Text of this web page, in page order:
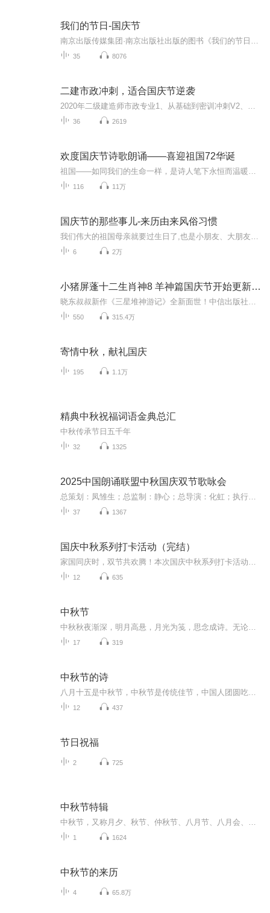
我们的节日-国庆节
35 8076
二建市政冲刺，适合国庆节逆袭
36 2619
欢度国庆节诗歌朗诵——喜迎祖国72华诞
116 11万
国庆节的那些事儿-来历由来风俗习惯
6 2万
小猪屏蓬十二生肖神8 羊神篇国庆节开始更新啦！
550 315.4万
寄情中秋，献礼国庆
195 1.1万
精典中秋祝福词语金典总汇
中秋传承节日五千年
32 1325
2025中国朗诵联盟中秋国庆双节歌咏会
37 1367
国庆中秋系列打卡活动（完结）
12 635
中秋节
17 319
中秋节的诗
12 437
节日祝福
2 725
中秋节特辑
1 1624
中秋节的来历
4 65.8万